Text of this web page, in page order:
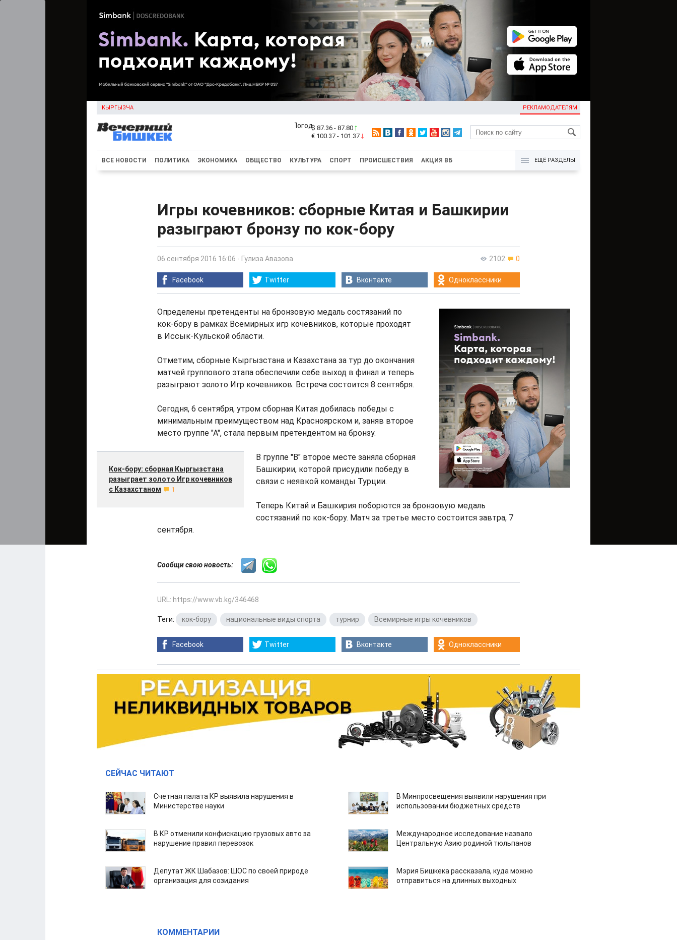
КЫРГЫЗЧА РЕКЛАМОДАТЕЛЯМ
KG
$ 87.36 - 87.80
€ 100.37 - 101.37
ВСЕ НОВОСТИ ПОЛИТИКА ЭКОНОМИКА ОБЩЕСТВО КУЛЬТУРА СПОРТ ПРОИСШЕСТВИЯ АКЦИЯ ВБ ЕЩЁ РАЗДЕЛЫ
Игры кочевников: сборные Китая и Башкирии
разыграют бронзу по кок-бору
2102 0
06 сентября 2016 16:06 - Гулиза Авазова
Facebook Twitter Вконтакте Одноклассники
Определены претенденты на бронзовую медаль состязаний по
кок-бору в рамках Всемирных игр кочевников, которые проходят
в Иссык-Кульской области.
Отметим, сборные Кыргызстана и Казахстана за тур до окончания
матчей группового этапа обеспечили себе выход в финал и теперь
разыграют золото Игр кочевников. Встреча состоится 8 сентября.
Сегодня, 6 сентября, утром сборная Китая добилась победы с
минимальным преимуществом над Красноярском и, заняв второе
место группе "А", стала первым претендентом на бронзу.
Кок-бору: сборная Кыргызстана
разыграет золото Игр кочевников
с Казахстаном
1
В группе "В" второе месте заняла сборная
Башкирии, которой присудили победу в
связи с неявкой команды Турции.
Теперь Китай и Башкирия поборются за бронзовую медаль
состязаний по кок-бору. Матч за третье место состоится завтра, 7
сентября.
Сообщи свою новость:
URL: https://www.vb.kg/346468
Теги: кок-бору национальные виды спорта турнир Всемирные игры кочевников
Facebook Twitter Вконтакте Одноклассники
СЕЙЧАС ЧИТАЮТ
Счетная палата КР выявила нарушения в
Министерстве науки
В Минпросвещения выявили нарушения при
использовании бюджетных средств
В КР отменили конфискацию грузовых авто за
нарушение правил перевозок
Международное исследование назвало
Центральную Азию родиной тюльпанов
Депутат ЖК Шабазов: ШОС по своей природе
организация для созидания
Мэрия Бишкека рассказала, куда можно
отправиться на длинных выходных
КОММЕНТАРИИ